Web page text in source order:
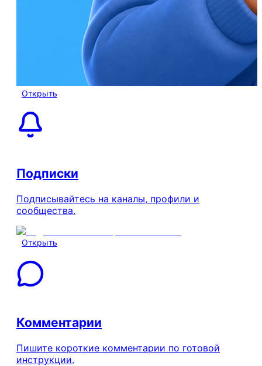
Открыть
Подписки
Подписывайтесь на каналы, профили и
сообщества.
Открыть
Комментарии
Пишите короткие комментарии по готовой
инструкции.